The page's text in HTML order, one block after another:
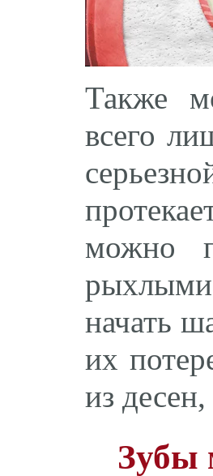
Также
всего
можно
начать
их
из
Зубы